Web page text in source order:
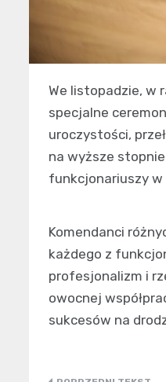
We listopadzie, w
specjalne
uroczystości,
na wyższe
funkcjonariuszy w
Komendanci
każdego z
profesjonalizm i
owocnej
sukcesów na